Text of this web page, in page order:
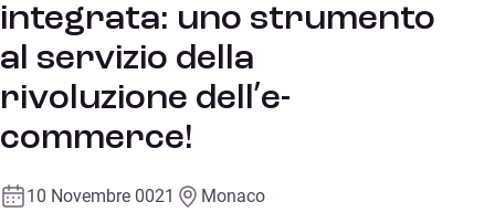
integrata: uno strumento
al servizio della
rivoluzione dell’e-
commerce!
10 Novembre 0021 Monaco